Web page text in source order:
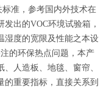
准，参考国内外技术在
出的VOC环境试验箱，
湿度的宽限及性能之本设
的环保热点问题，本产
人造板、地毯、窗帘、
的重要指标，直接关系到